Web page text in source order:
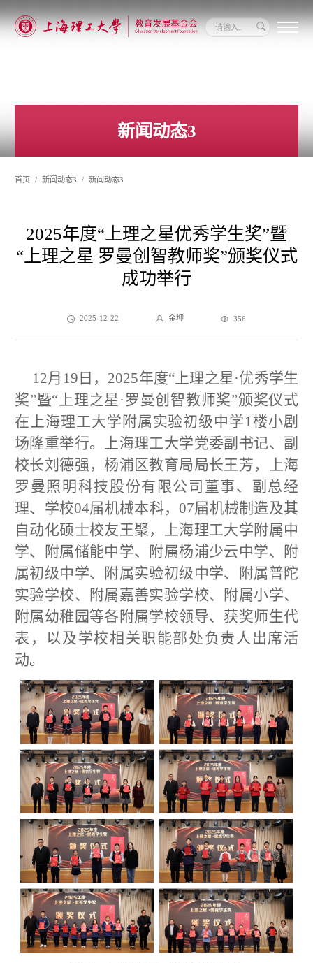
息
新闻动态3
首页 新闻动态3 新闻动态3
2025年度“上理之星优秀学生奖”暨
“上理之星 罗曼创智教师奖”颁奖仪式
成功举行
2025-12-22 金坤 356
12月 19 日， 2025年度“上理之星·优秀学生
奖”暨“上理之星 · 罗曼创智教师奖”颁奖仪式
在上海理工大学附属实验初级中学1楼小剧
场隆重举行。上海理工大学党委副书记、副
校长刘德强，杨浦区教育局局长王芳，上海
罗曼照明科技股份有限公司董事、副总经
理、学校04届机械本科，07届机械制造及其
自动化硕士校友王聚，上海理工大学附属中
学、附属储能中学、附属杨浦少云中学、附
属初级中学、附属实验初级中学、附属普陀
实验学校、附属嘉善实验学校、附属小学、
附属幼稚园等各附属学校领导、获奖师生代
表，以及学校相关职能部处负责人出席活
动。